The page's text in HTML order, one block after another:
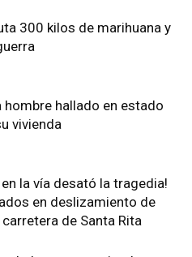
300 kilos de marihuana y
hombre hallado en estado
vivienda
en la vía desató la tragedia!
en deslizamiento de
de Santa Rita